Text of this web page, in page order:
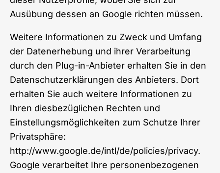
Ausübung dessen an Google richten müssen.
Weitere Informationen zu Zweck und Umfang
der Datenerhebung und ihrer Verarbeitung
durch den Plug-in-Anbieter erhalten Sie in den
Datenschutzerklärungen des Anbieters. Dort
erhalten Sie auch weitere Informationen zu
Ihren diesbezüglichen Rechten und
Einstellungsmöglichkeiten zum Schutze Ihrer
Privatsphäre:
http://www.google.de/intl/de/policies/privacy.
Google verarbeitet Ihre personenbezogenen